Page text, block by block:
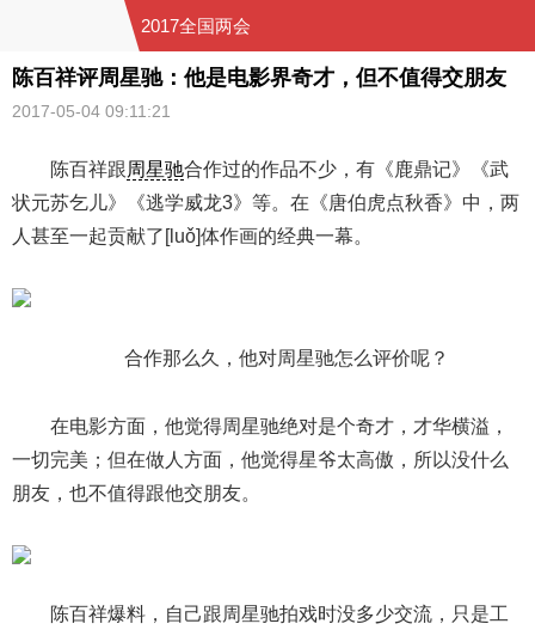
2017全国两会
陈百祥评周星驰：他是电影界奇才，但不值得交朋友
2017-05-04 09:11:21
陈百祥跟周星驰合作过的作品不少，有《鹿鼎记》《武
状元苏乞儿》《逃学威龙3》等。在《唐伯虎点秋香》中，两
人甚至一起贡献了[luǒ]体作画的经典一幕。
合作那么久，他对周星驰怎么评价呢？
在电影方面，他觉得周星驰绝对是个奇才，才华横溢，
一切完美；但在做人方面，他觉得星爷太高傲，所以没什么
朋友，也不值得跟他交朋友。
陈百祥爆料，自己跟周星驰拍戏时没多少交流，只是工